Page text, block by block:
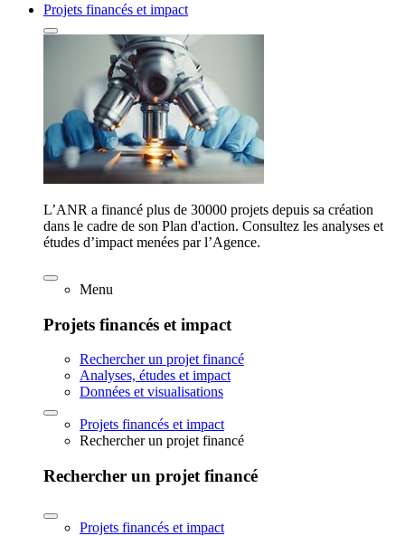
Projets financés et impact
L’ANR a financé plus de 30000 projets depuis sa création
dans le cadre de son Plan d'action. Consultez les analyses et
études d’impact menées par l’Agence.
Menu
Projets financés et impact
Rechercher un projet financé
Analyses, études et impact
Données et visualisations
Projets financés et impact
Rechercher un projet financé
Rechercher un projet financé
Projets financés et impact